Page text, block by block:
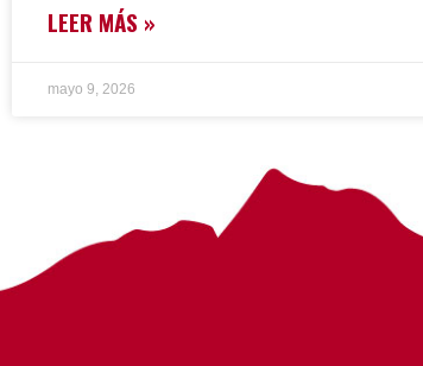
LEER MÁS »
mayo 9, 2026